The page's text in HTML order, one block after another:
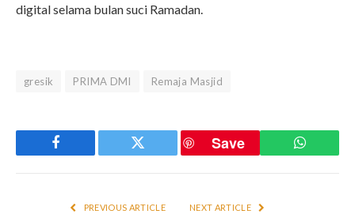
digital selama bulan suci Ramadan.
gresik PRIMA DMI Remaja Masjid
Facebook Twitter
Save
PREVIOUS ARTICLE NEXT ARTICLE